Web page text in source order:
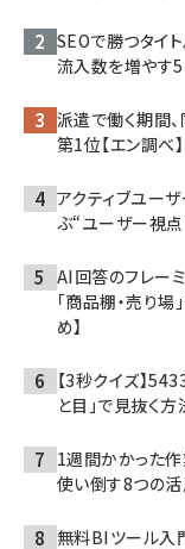
SEOで勝つタイ
流入数を増やす
派遣で働く期間
第1位【エン調べ】
アクティブユー
ぶ“ユーザー視
AI回答のフレーミ
「商品棚・売り
め】
【3秒クイズ】
と目」で見抜く方
1週間かかった
使い倒す8つの活
無料BIツール入